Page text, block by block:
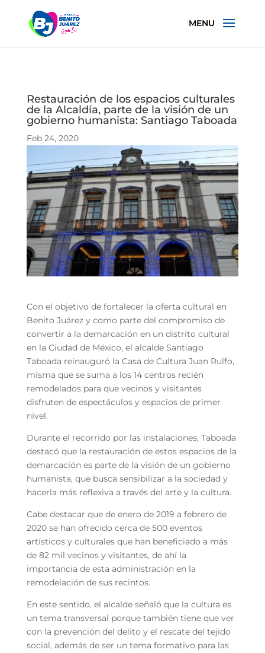
Restauración de los espacios culturales
de la Alcaldía, parte de la visión de un
gobierno humanista: Santiago Taboada
Feb 24, 2020
Con el objetivo de fortalecer la oferta cultural en
Benito Juárez y como parte del compromiso de
convertir a la demarcación en un distrito cultural
en la Ciudad de México, el alcalde Santiago
Taboada reinauguró la Casa de Cultura Juan Rulfo,
misma que se suma a los 14 centros recién
remodelados para que vecinos y visitantes
disfruten de espectáculos y espacios de primer
nivel.
Durante el recorrido por las instalaciones, Taboada
destacó que la restauración de estos espacios de la
demarcación es parte de la visión de un gobierno
humanista, que busca sensibilizar a la sociedad y
hacerla más reflexiva a través del arte y la cultura.
Cabe destacar que de enero de 2019 a febrero de
2020 se han ofrecido cerca de 500 eventos
artísticos y culturales que han beneficiado a más
de 82 mil vecinos y visitantes, de ahí la
importancia de esta administración en la
remodelación de sus recintos.
En este sentido, el alcalde señaló que la cultura es
un tema transversal porque también tiene que ver
con la prevención del delito y el rescate del tejido
social, además de ser un tema formativo para las